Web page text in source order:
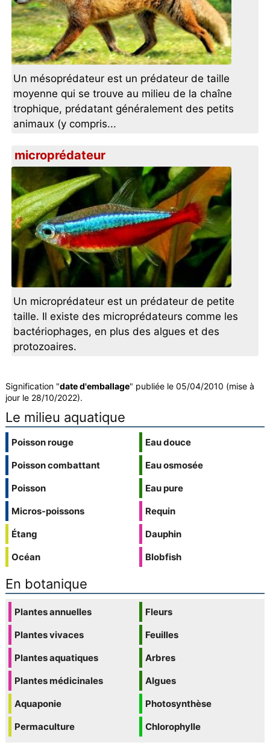
Un mésoprédateur est un prédateur de taille
moyenne qui se trouve au milieu de la chaîne
trophique, prédatant généralement des petits
animaux (y compris...
microprédateur
Un microprédateur est un prédateur de petite
taille. Il existe des microprédateurs comme les
bactériophages, en plus des algues et des
protozoaires.
Signification "date d'emballage" publiée le 05/04/2010 (mise à
jour le 28/10/2022).
Le milieu aquatique
Poisson rouge
Poisson combattant
Poisson
Micros-poissons
Étang
Océan
Eau douce
Eau osmosée
Eau pure
Requin
Dauphin
Blobfish
En botanique
Plantes annuelles
Plantes vivaces
Plantes aquatiques
Plantes médicinales
Aquaponie
Permaculture
Fleurs
Feuilles
Arbres
Algues
Photosynthèse
Chlorophylle